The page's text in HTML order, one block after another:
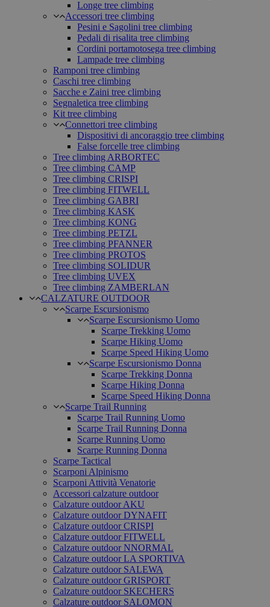
Longe tree climbing
Accessori tree climbing
Pesini e Sagolini tree climbing
Pedali di risalita tree climbing
Cordini portamotosega tree climbing
Lampade tree climbing
Ramponi tree climbing
Caschi tree climbing
Sacche e Zaini tree climbing
Segnaletica tree climbing
Kit tree climbing
Connettori tree climbing
Dispositivi di ancoraggio tree climbing
False forcelle tree climbing
Tree climbing ARBORTEC
Tree climbing CAMP
Tree climbing CRISPI
Tree climbing FITWELL
Tree climbing GABRI
Tree climbing KASK
Tree climbing KONG
Tree climbing PETZL
Tree climbing PFANNER
Tree climbing PROTOS
Tree climbing SOLIDUR
Tree climbing UVEX
Tree climbing ZAMBERLAN
CALZATURE OUTDOOR
Scarpe Escursionismo
Scarpe Escursionismo Uomo
Scarpe Trekking Uomo
Scarpe Hiking Uomo
Scarpe Speed Hiking Uomo
Scarpe Escursionismo Donna
Scarpe Trekking Donna
Scarpe Hiking Donna
Scarpe Speed Hiking Donna
Scarpe Trail Running
Scarpe Trail Running Uomo
Scarpe Trail Running Donna
Scarpe Running Uomo
Scarpe Running Donna
Scarpe Tactical
Scarponi Alpinismo
Scarponi Attività Venatorie
Accessori calzature outdoor
Calzature outdoor AKU
Calzature outdoor DYNAFIT
Calzature outdoor CRISPI
Calzature outdoor FITWELL
Calzature outdoor NNORMAL
Calzature outdoor LA SPORTIVA
Calzature outdoor SALEWA
Calzature outdoor GRISPORT
Calzature outdoor SKECHERS
Calzature outdoor SALOMON